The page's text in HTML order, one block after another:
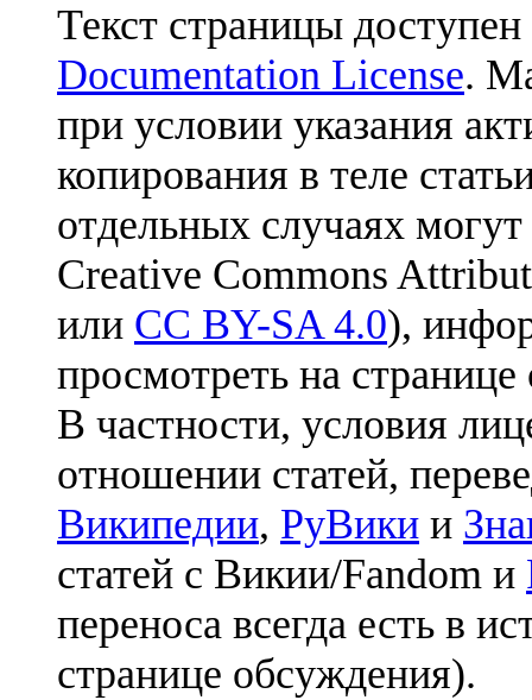
Текст страницы
Documentation License.
при условии указания
копирования в теле
отдельных случаях
Creative Commons
или CC BY-SA 4.0),
просмотреть на
В частности, условия
отношении статей,
Википедии, РуВики и
статей с Викии/Fandom и
переноса всегда есть в
странице обсуждения).